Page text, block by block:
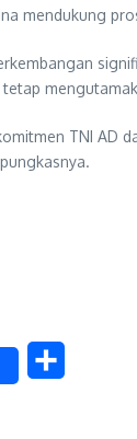
mendukung
TNI AD